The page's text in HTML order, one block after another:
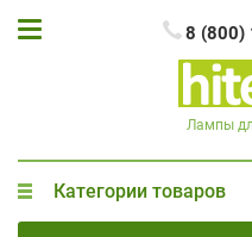
8 (800)
Лампы
Категории товаров